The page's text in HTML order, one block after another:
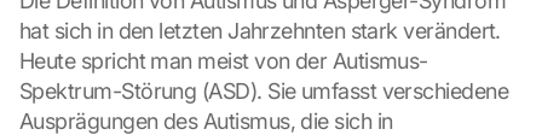
hat sich in den letzten Jahrzehnten stark verändert.
Heute spricht man meist von der Autismus-
Spektrum-Störung (ASD). Sie umfasst verschiedene
Ausprägungen des Autismus, die sich in